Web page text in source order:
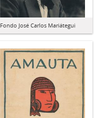
Fondo José Carlos Mariátegui